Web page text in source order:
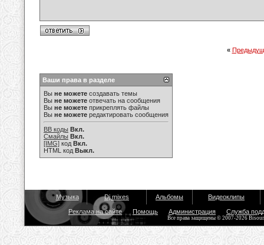
«
Ваши права в разделе
Вы не можете создавать темы
Вы не можете отвечать на сообщения
Вы не можете прикреплять файлы
Вы не можете редактировать сообщения
BB коды Вкл.
Смайлы Вкл.
[IMG] код Вкл.
HTML код Выкл.
Музыка Dj mixes Альбомы Видеоклипы
Реклама на сайте Помощь Администрация Служба
Все права защищены © 2007-2026